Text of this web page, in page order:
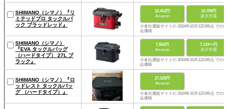
SHIMANO（シマノ）『リ
ミテッドプロ タックルバ
ック ブラッドレッド』
12,412円
Amazon
12,700円
楽天市場
※各社通販サイトの 2024年10月12日時点 での税
込価格
SHIMANO（シマノ）
『EVA タックルバッグ
（ハードタイプ） 27L ブ
ラック』
7,553円
Amazon
7,119〜円
楽天市場
※各社通販サイトの 2024年10月12日時点 での税
込価格
SHIMANO（シマノ）『ロ
ッドレスト タックルバッ
グ （ハードタイプ）』
27,120円
Amazon
※各社通販サイトの 2024年10月12日時点 での税
込価格